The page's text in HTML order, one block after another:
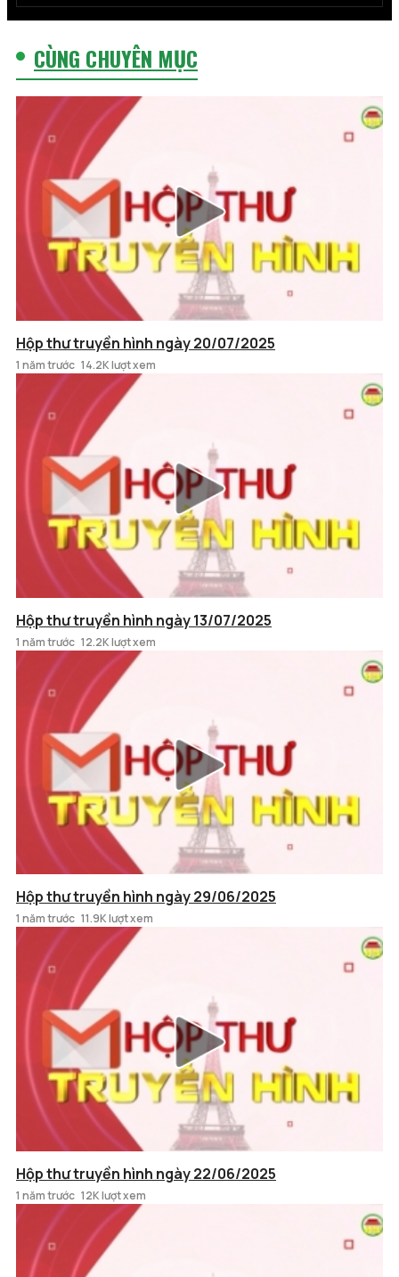
CÙNG CHUYÊN MỤC
Hộp thư truyền hình ngày 20/07/2025
1 năm trước 14.2K lượt xem
Hộp thư truyền hình ngày 13/07/2025
1 năm trước 12.2K lượt xem
Hộp thư truyền hình ngày 29/06/2025
1 năm trước 11.9K lượt xem
Hộp thư truyền hình ngày 22/06/2025
1 năm trước 12K lượt xem